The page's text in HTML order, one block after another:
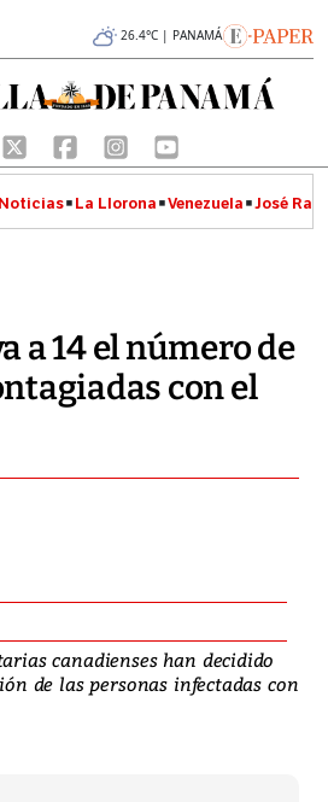
26.4°C | PANAMÁ
La Llorona Venezuela José
a 14 el número de
con el
canadienses han decidido
de las personas infectadas con